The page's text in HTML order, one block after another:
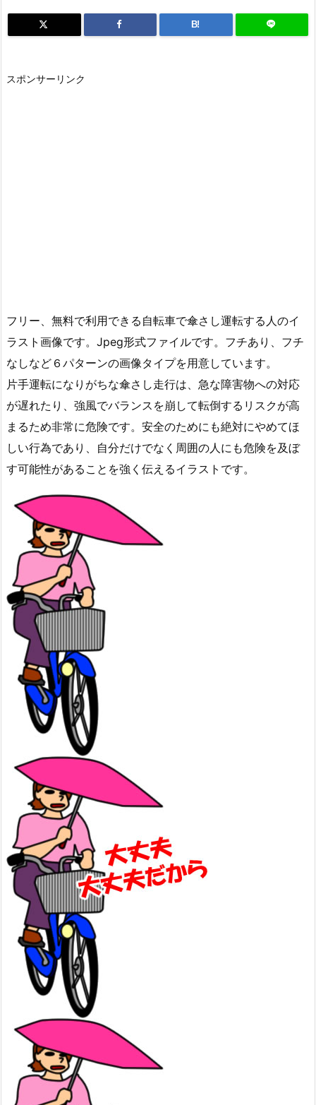
B!
スポンサーリンク
フリー、無料で利用できる自転車で傘さし運転する人のイ
ラスト画像です。Jpeg形式ファイルです。フチあり、フチ
なしなど６パターンの画像タイプを用意しています。
片手運転になりがちな傘さし走行は、急な障害物への対応
が遅れたり、強風でバランスを崩して転倒するリスクが高
まるため非常に危険です。安全のためにも絶対にやめてほ
しい行為であり、自分だけでなく周囲の人にも危険を及ぼ
す可能性があることを強く伝えるイラストです。